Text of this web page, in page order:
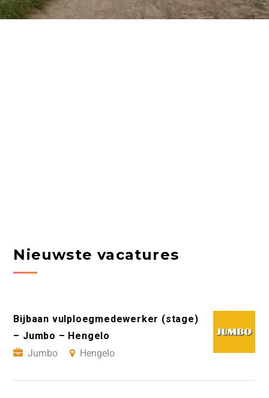
Nieuwste vacatures
Bijbaan vulploegmedewerker (stage)
– Jumbo – Hengelo
Jumbo
Hengelo